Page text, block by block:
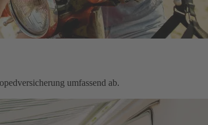
umfassend ab.